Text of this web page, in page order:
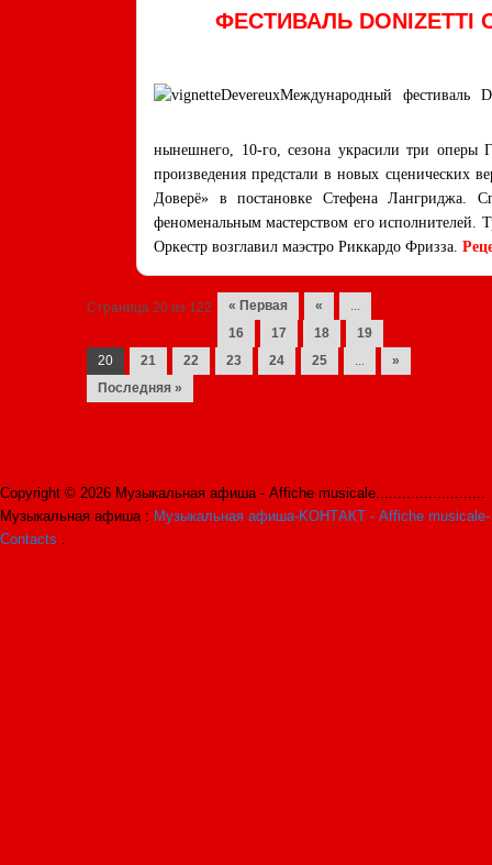
ФЕСТИВАЛЬ DONIZETTI
Международный фестиваль
нынешнего, 10-го, сезона украсили три оперы
произведения предстали в новых сценических
Доверё» в постановке Стефена Лангриджа.
феноменальным мастерством его
Оркестр возглавил маэстро Риккардо Фризза.
Navigation des posts
Страница 20 из 122 « Первая «
...
16
17 18
19
20
21 22 23 24 25 ...
»
Последняя »
Copyright © 2026 Музыкальная афиша - Affiche musicale.........................
Музыкальная афиша : Музыкальная афиша-KОНТАКТ - Affiche musicale-
Contacts .